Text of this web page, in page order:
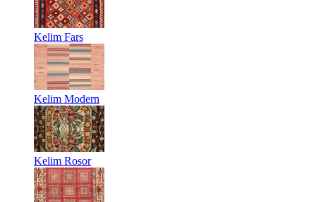
Kelim Fars
Kelim Modern
Kelim Rosor